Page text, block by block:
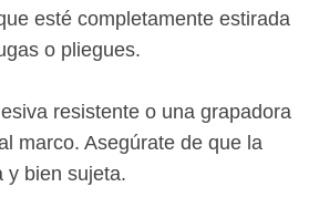
esté completamente estirada
o pliegues.
resistente o una grapadora
marco. Asegúrate de que la
y bien sujeta.